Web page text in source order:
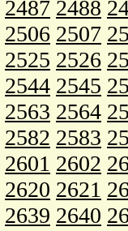
2487 2488
2506 2507
2525 2526
2544 2545
2563 2564
2582 2583
2601 2602
2620 2621
2639 2640